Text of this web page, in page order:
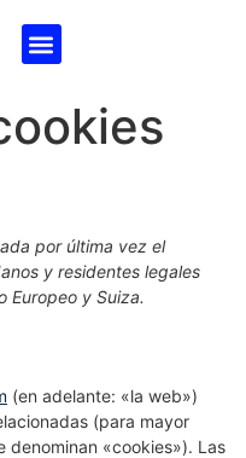
por última vez el
y residentes legales
Europeo y Suiza.
(en adelante: «la web»)
(para mayor
denominan «cookies»). Las